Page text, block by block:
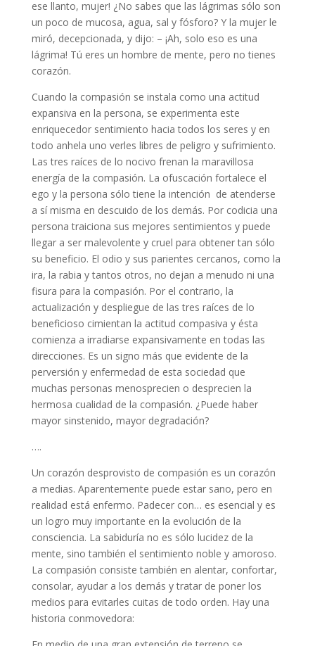
ese llanto, mujer! ¿No sabes que las lágrimas sólo son
un poco de mucosa, agua, sal y fósforo? Y la mujer le
miró, decepcionada, y dijo: – ¡Ah, solo eso es una
lágrima! Tú eres un hombre de mente, pero no tienes
corazón.
Cuando la compasión se instala como una actitud
expansiva en la persona, se experimenta este
enriquecedor sentimiento hacia todos los seres y en
todo anhela uno verles libres de peligro y sufrimiento.
Las tres raíces de lo nocivo frenan la maravillosa
energía de la compasión. La ofuscación fortalece el
ego y la persona sólo tiene la intención de atenderse
a sí misma en descuido de los demás. Por codicia una
persona traiciona sus mejores sentimientos y puede
llegar a ser malevolente y cruel para obtener tan sólo
su beneficio. El odio y sus parientes cercanos, como la
ira, la rabia y tantos otros, no dejan a menudo ni una
fisura para la compasión. Por el contrario, la
actualización y despliegue de las tres raíces de lo
beneficioso cimientan la actitud compasiva y ésta
comienza a irradiarse expansivamente en todas las
direcciones. Es un signo más que evidente de la
perversión y enfermedad de esta sociedad que
muchas personas menosprecien o desprecien la
hermosa cualidad de la compasión. ¿Puede haber
mayor sinstenido, mayor degradación?
….
Un corazón desprovisto de compasión es un corazón
a medias. Aparentemente puede estar sano, pero en
realidad está enfermo. Padecer con… es esencial y es
un logro muy importante en la evolución de la
consciencia. La sabiduría no es sólo lucidez de la
mente, sino también el sentimiento noble y amoroso.
La compasión consiste también en alentar, confortar,
consolar, ayudar a los demás y tratar de poner los
medios para evitarles cuitas de todo orden. Hay una
historia conmovedora: